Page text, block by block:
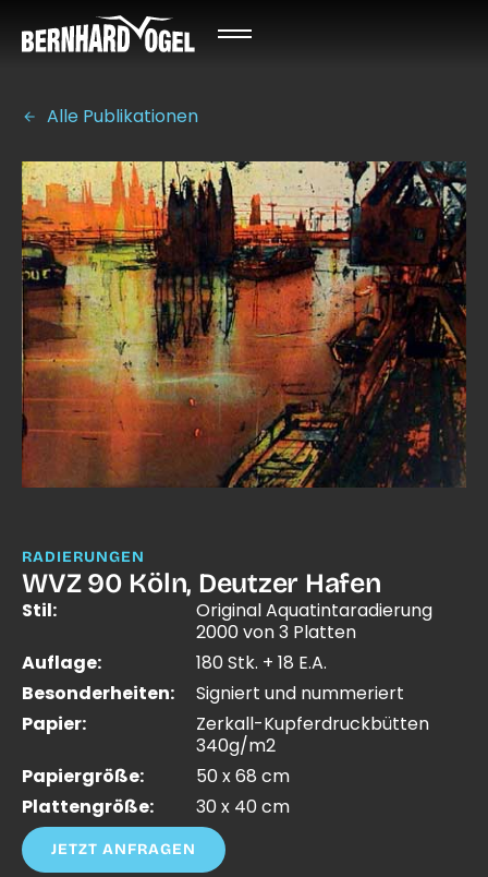
Alle Publikationen
RADIERUNGEN
WVZ 90 Köln, Deutzer Hafen
Stil:
Original Aquatintaradierung
2000 von 3 Platten
Auflage:
180 Stk. + 18 E.A.
Besonderheiten:
Signiert und nummeriert
Papier:
Zerkall-Kupferdruckbütten
340g/m2
Papiergröße:
50 x 68 cm
Plattengröße:
30 x 40 cm
JETZT ANFRAGEN